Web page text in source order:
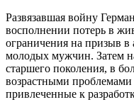
Развязавшая войну
восполнении потерь в
ограничения на призыв
молодых мужчин. Затем
старшего поколения, в
возрастными
привлеченные к